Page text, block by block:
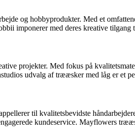
og hobbyprodukter. Med et
imponerer med deres kreative
projekter. Med fokus på
udvalg af trææsker med låg er et
til kvalitetsbevidste
kundeservice. Mayflowers